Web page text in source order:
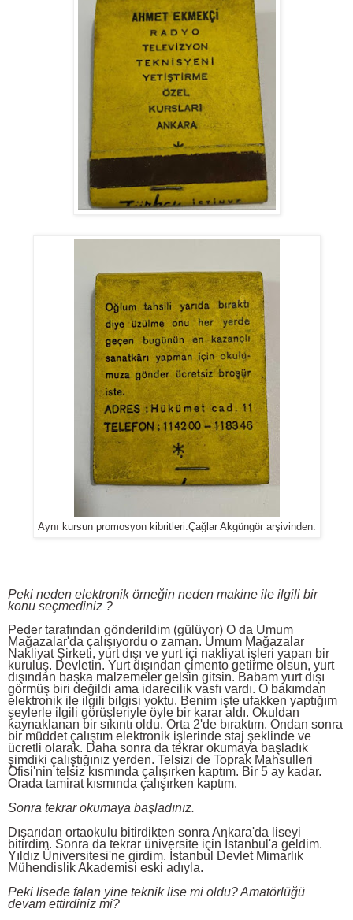
Aynı kursun promosyon kibritleri.Çağlar Akgüngör arşivinden.
Peki neden elektronik örneğin neden makine ile ilgili bir
konu seçmediniz ?
Peder tarafından gönderildim (gülüyor) O da Umum
Mağazalar'da çalışıyordu o zaman. Umum Mağazalar
Nakliyat Şirketi, yurt dışı ve yurt içi nakliyat işleri yapan bir
kuruluş. Devletin. Yurt dışından çimento getirme olsun, yurt
dışından başka malzemeler gelsin gitsin. Babam yurt dışı
görmüş biri değildi ama idarecilik vasfı vardı. O bakımdan
elektronik ile ilgili bilgisi yoktu. Benim işte ufakken yaptığım
şeylerle ilgili görüşleriyle öyle bir karar aldı. Okuldan
kaynaklanan bir sıkıntı oldu. Orta 2'de bıraktım. Ondan sonra
bir müddet çalıştım elektronik işlerinde staj şeklinde ve
ücretli olarak. Daha sonra da tekrar okumaya başladık
şimdiki çalıştığınız yerden. Telsizi de Toprak Mahsulleri
Ofisi'nin telsiz kısmında çalışırken kaptım. Bir 5 ay kadar.
Orada tamirat kısmında çalışırken kaptım.
Sonra tekrar okumaya başladınız.
Dışarıdan ortaokulu bitirdikten sonra Ankara'da liseyi
bitirdim. Sonra da tekrar üniversite için İstanbul'a geldim.
Yıldız Üniversitesi'ne girdim. İstanbul Devlet Mimarlık
Mühendislik Akademisi eski adıyla.
Peki lisede falan yine teknik lise mi oldu? Amatörlüğü
devam ettirdiniz mi?